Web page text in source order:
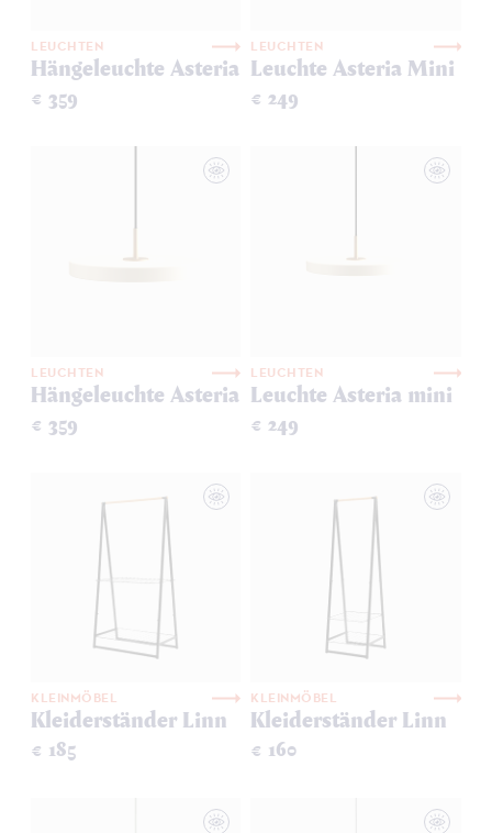
LEUCHTEN
Hängeleuchte Asteria
€ 359
LEUCHTEN
Leuchte Asteria Mini
€ 249
LEUCHTEN
Hängeleuchte Asteria
€ 359
LEUCHTEN
Leuchte Asteria mini
€ 249
KLEINMÖBEL
Kleiderständer Linn
€ 185
KLEINMÖBEL
Kleiderständer Linn
€ 160